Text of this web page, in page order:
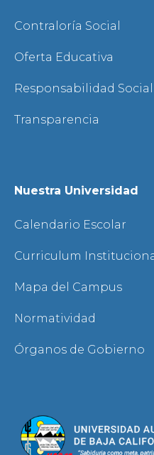
Contraloría Social
Oferta Educativa
Responsabilidad
Transparencia
Nuestra Universidad
Calendario Escolar
Curriculum
Mapa del Campus
Normatividad
Órganos de Gobierno